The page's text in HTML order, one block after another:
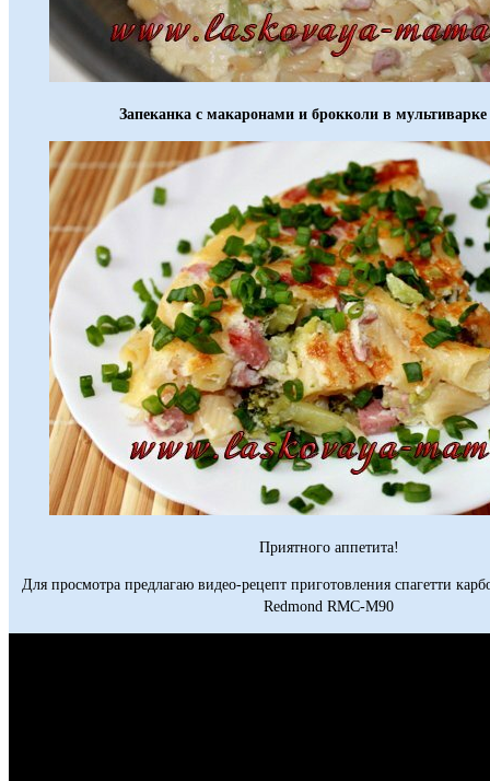
Запеканка с макаронами и брокколи в мультиварке
Приятного аппетита!
Для просмотра предлагаю видео-рецепт приготовления спагетти
Redmond RMC-M90